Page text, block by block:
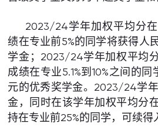
2023/24学年加权平均分在
绩在专业前5%的同学将获得人
学金； 2023/24学年加权平均
成绩在专业5.1%到10%之间的同
元的优秀奖学金。 2023/24学
金，同时在该学年加权平均分
持在专业前25%的同学，可续得